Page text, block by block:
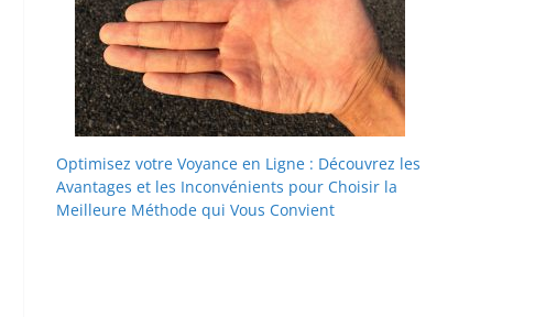
Optimisez votre Voyance en Ligne : Découvrez les
Avantages et les Inconvénients pour Choisir la
Meilleure Méthode qui Vous Convient